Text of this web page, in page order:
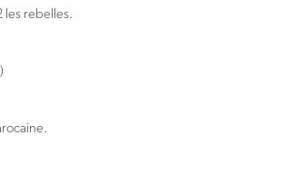
les rebelles.